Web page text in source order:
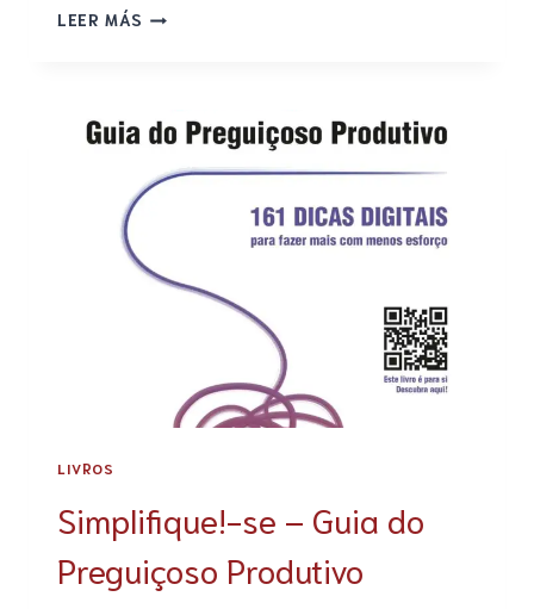
LEER MÁS
LIVROS
Simplifique!-se – Guia do
Preguiçoso Produtivo